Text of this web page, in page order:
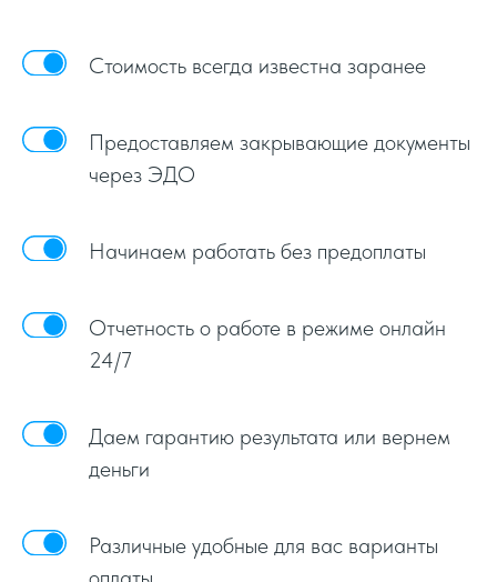
Стоимость всегда известна заранее
Предоставляем закрывающие документы
через ЭДО
Начинаем работать без предоплаты
Отчетность о работе в режиме онлайн
24/7
Даем гарантию результата или вернем
деньги
Различные удобные для вас варианты